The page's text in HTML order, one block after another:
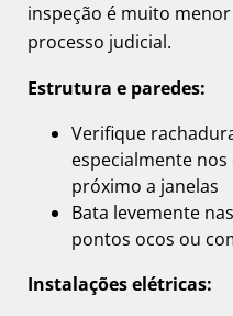
inspeção é muito
processo judicial.
Estrutura e paredes:
Verifique
especialmente
próximo a janelas
Bata levemente
pontos ocos ou
Instalações elétricas: